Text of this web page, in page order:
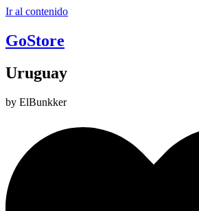
Ir al contenido
GoStore
Uruguay
by ElBunkker